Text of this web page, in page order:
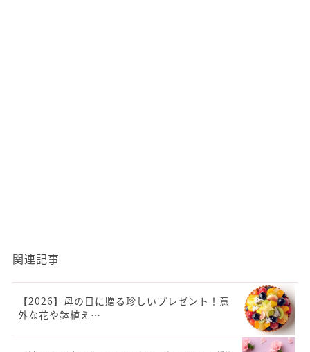
関連記事
【2026】母の日に贈る珍しいプレゼント！意
外な花や鉢植え…